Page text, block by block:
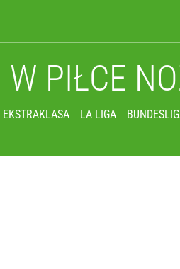
W PIŁCE
EKSTRAKLASA LA LIGA